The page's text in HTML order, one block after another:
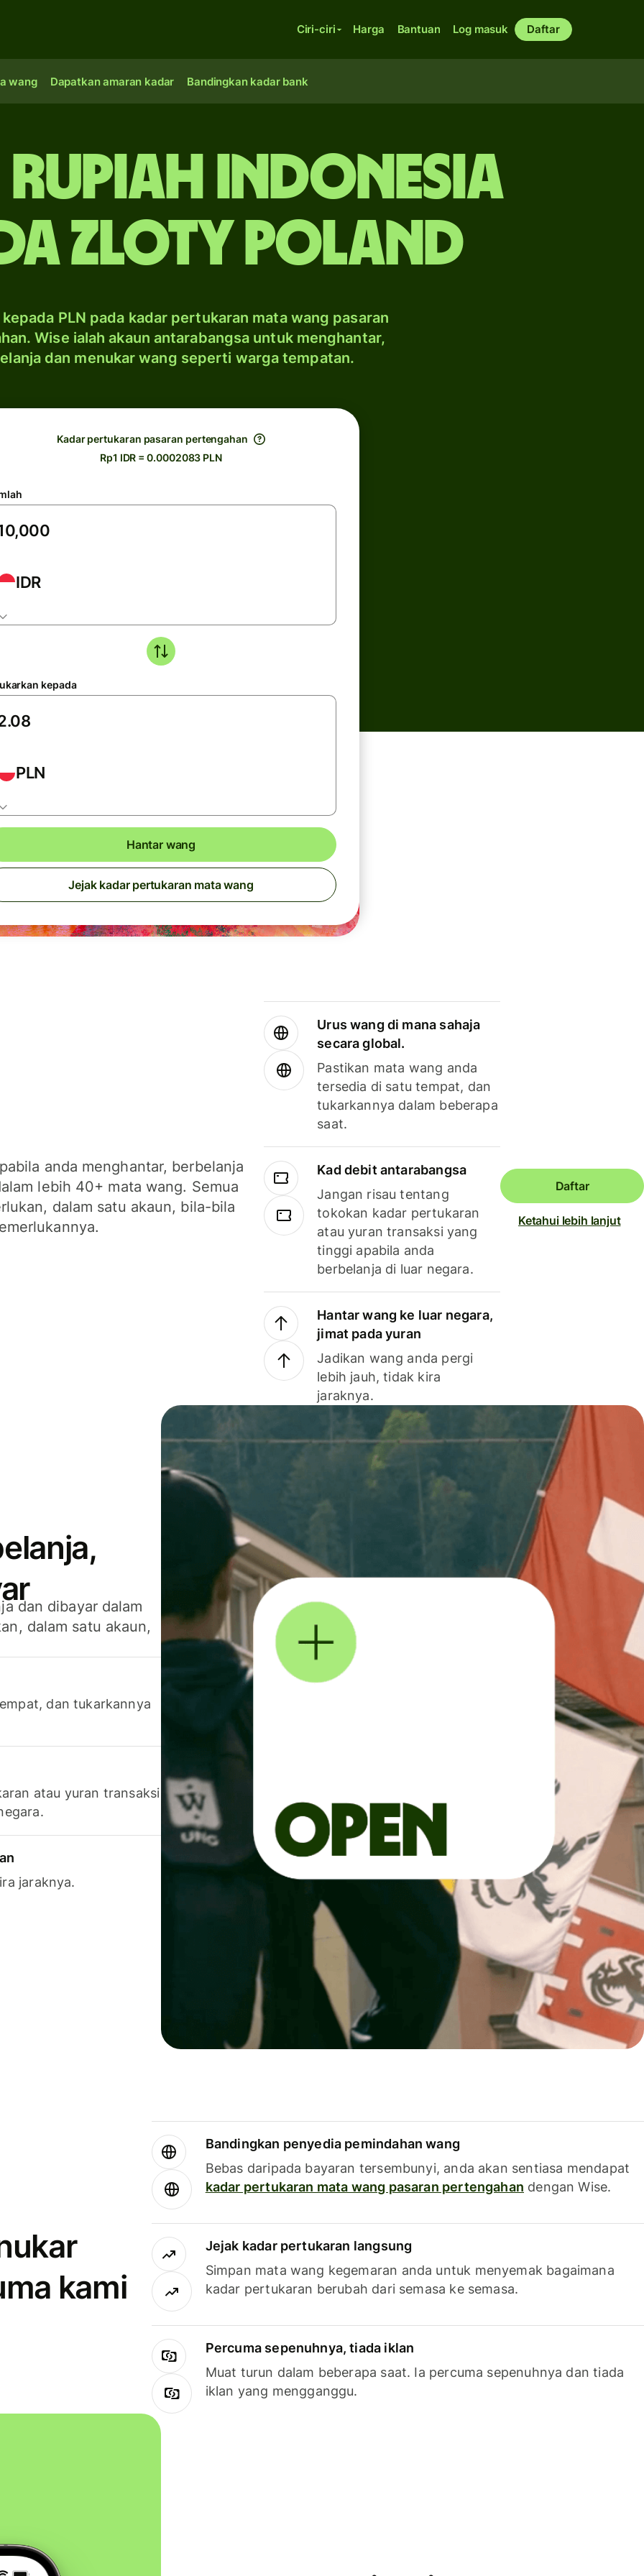
Ciri-ciri Harga Bantuan Log masuk Daftar
wang Dapatkan amaran kadar Bandingkan kadar bank
rupiah Indonesia
zloty Poland
kepada PLN pada kadar pertukaran mata wang pasaran
Wise ialah akaun antarabangsa untuk menghantar,
dan menukar wang seperti warga tempatan.
Kadar pertukaran pasaran pertengahan
Rp1 IDR = 0.0002083 PLN
IDR
kepada
PLN
Hantar wang
Jejak kadar pertukaran mata wang
anda menghantar, berbelanja
lebih 40+ mata wang. Semua
dalam satu akaun, bila-bila
Urus wang di mana sahaja
secara global.
Pastikan mata wang anda
tersedia di satu tempat, dan
tukarkannya dalam beberapa
saat.
Kad debit antarabangsa
Jangan risau tentang
tokokan kadar pertukaran
atau yuran transaksi yang
tinggi apabila anda
berbelanja di luar negara.
Hantar wang ke luar negara,
jimat pada yuran
Jadikan wang anda pergi
lebih jauh, tidak kira
jaraknya.
Daftar
Ketahui lebih lanjut
dan dibayar dalam
dalam satu akaun,
dan tukarkannya
atau yuran transaksi
jaraknya.
kami
Bandingkan penyedia pemindahan wang
Bebas daripada bayaran tersembunyi, anda akan sentiasa mendapat
kadar pertukaran mata wang pasaran pertengahan dengan Wise.
Jejak kadar pertukaran langsung
Simpan mata wang kegemaran anda untuk menyemak bagaimana
kadar pertukaran berubah dari semasa ke semasa.
Percuma sepenuhnya, tiada iklan
Muat turun dalam beberapa saat. Ia percuma sepenuhnya dan tiada
iklan yang mengganggu.